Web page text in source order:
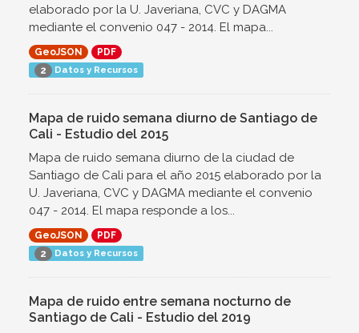
elaborado por la U. Javeriana, CVC y DAGMA
mediante el convenio 047 - 2014. El mapa...
GeoJSON
PDF
2 Datos y Recursos
Mapa de ruido semana diurno de Santiago de
Cali - Estudio del 2015
Mapa de ruido semana diurno de la ciudad de
Santiago de Cali para el año 2015 elaborado por la
U. Javeriana, CVC y DAGMA mediante el convenio
047 - 2014. El mapa responde a los...
GeoJSON
PDF
2 Datos y Recursos
Mapa de ruido entre semana nocturno de
Santiago de Cali - Estudio del 2019